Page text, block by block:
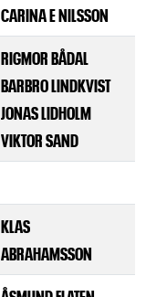
CARINA E NILSSON
RIGMOR BÅDAL
BARBRO LINDKVIST
JONAS LIDHOLM
VIKTOR SAND
KLAS
ABRAHAMSSON